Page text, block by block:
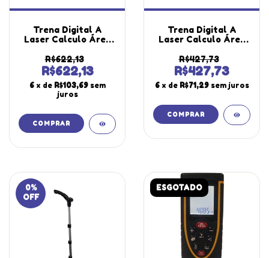
Trena Digital A
Laser Calculo Área
Medição Direta
Datalogger Tr-4000
Portátil Instrutherm
Certificado
R$622,13
R$622,13
6 x de R$103,69 sem
juros
Trena Digital A
Laser Calculo Área
A 40M Medição
Direta Datalogger
Tr-4000 Portátil
Instrutherm
R$427,73
R$427,73
6 x de R$71,29 sem juros
0%
OFF
ESGOTADO